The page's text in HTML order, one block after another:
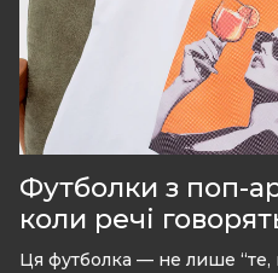
Футболки з поп-
коли речі
Ця футболка — не лише “те,